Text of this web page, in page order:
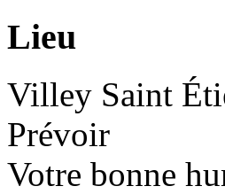
Lieu
Villey Saint
Prévoir
Votre bonne